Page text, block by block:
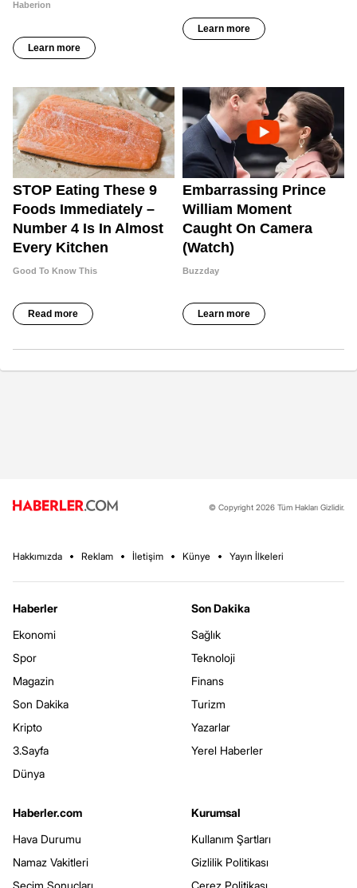
© Copyright 2026 Tüm Hakları Gizlidir.
Hakkımızda Reklam İletişim Künye Yayın İlkeleri
Haberler
Ekonomi
Spor
Magazin
Son Dakika
Kripto
3.Sayfa
Dünya
Son Dakika
Sağlık
Teknoloji
Finans
Turizm
Yazarlar
Yerel Haberler
Haberler.com
Hava Durumu
Namaz Vakitleri
Kurumsal
Kullanım Şartları
Gizlilik Politikası